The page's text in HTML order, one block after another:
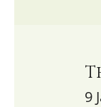
9